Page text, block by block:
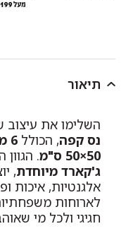
תיאור
השלימו את עיצוב
נס קפה, הכולל
50×50 ס"מ
.
ג'קארד מיוחדת,
אלגנטיות, איכות
לארוחות
חגיגי ולכל מי